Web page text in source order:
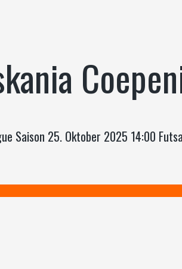
Saison 25. Oktober 2025 14:00